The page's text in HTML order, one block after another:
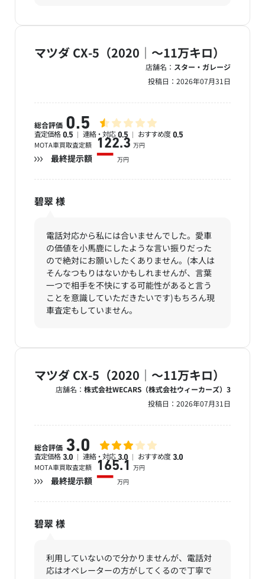
マツダ CX-5（2020｜～11万キロ）
店舗名： スター・ガレージ
投稿日： 2026年07月31日
総合評価 0.5
査定価格 0.5 連絡・対応 0.5 おすすめ度 0.5
MOTA車買取査定額 122.3 万円
最終提示額 ー 万円
碧翠様
電話対応から私には合いませんでした。愛車
の価値を小馬鹿にしたような言い振りだった
ので絶対にお願いしたくありません。(本人は
そんなつもりはないかもしれませんが、言葉
一つで相手を不快にする可能性があると言う
ことを意識していただきたいです)もちろん現
車査定もしていません。
マツダ CX-5（2020｜～11万キロ）
店舗名： 株式会社WECARS（株式会社ウィーカーズ）3
投稿日： 2026年07月31日
総合評価 3.0
査定価格 3.0 連絡・対応 3.0 おすすめ度 3.0
MOTA車買取査定額 165.1 万円
最終提示額 ー 万円
碧翠様
利用していないので分かりませんが、電話対
応はオペレーターの方がしてくるので丁寧で